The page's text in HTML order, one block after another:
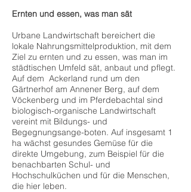
Ernten und essen, was man sät
Urbane Landwirtschaft bereichert die
lokale Nahrungsmittelproduktion, mit dem
Ziel zu ernten und zu essen, was man im
städtischen Umfeld sät, anbaut und pflegt.
Auf dem Ackerland rund um den
Gärtnerhof am Annener Berg, auf dem
Vöckenberg und im Pferdebachtal sind
biologisch-organische Landwirtschaft
vereint mit Bildungs- und
Begegnungsange-boten. Auf insgesamt 1
ha wächst gesundes Gemüse für die
direkte Umgebung, zum Beispiel für die
benachbarten Schul- und
Hochschulküchen und für die Menschen,
die hier leben.